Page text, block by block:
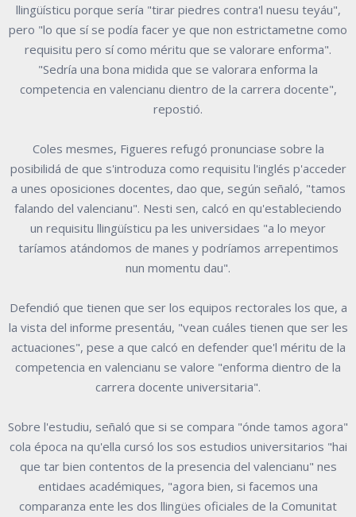
llingüísticu porque sería "tirar piedres contra'l nuesu teyáu",
pero "lo que sí se podía facer ye que non estrictametne como
requisitu pero sí como méritu que se valorare enforma".
"Sedría una bona midida que se valorara enforma la
competencia en valencianu dientro de la carrera docente",
repostió.
Coles mesmes, Figueres refugó pronunciase sobre la
posibilidá de que s'introduza como requisitu l'inglés p'acceder
a unes oposiciones docentes, dao que, según señaló, "tamos
falando del valencianu". Nesti sen, calcó en qu'estableciendo
un requisitu llingüísticu pa les universidaes "a lo meyor
taríamos atándomos de manes y podríamos arrepentimos
nun momentu dau".
Defendió que tienen que ser los equipos rectorales los que, a
la vista del informe presentáu, "vean cuáles tienen que ser les
actuaciones", pese a que calcó en defender que'l méritu de la
competencia en valencianu se valore "enforma dientro de la
carrera docente universitaria".
Sobre l'estudiu, señaló que si se compara "ónde tamos agora"
cola época na qu'ella cursó los sos estudios universitarios "hai
que tar bien contentos de la presencia del valencianu" nes
entidaes académiques, "agora bien, si facemos una
comparanza ente les dos llingües oficiales de la Comunitat